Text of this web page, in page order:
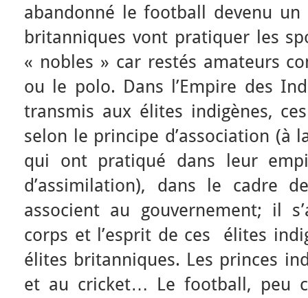
abandonné le football devenu
britanniques vont pratiquer les
« nobles » car restés amateurs
ou le polo. Dans l’Empire des
transmis aux élites indigènes,
selon le principe d’association (à
qui ont pratiqué dans leur
d’assimilation), dans le cadre
associent au gouvernement; il
corps et l’esprit de ces élites
élites britanniques. Les princes
et au cricket… Le football, peu